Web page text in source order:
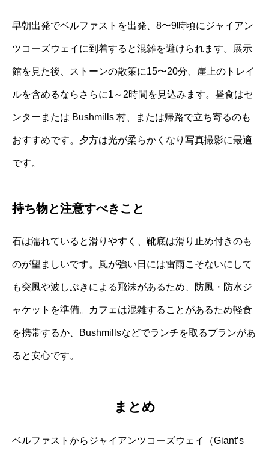
早朝出発でベルファストを出発、8〜9時頃にジャイアン
ツコーズウェイに到着すると混雑を避けられます。展示
館を見た後、ストーンの散策に15〜20分、崖上のトレイ
ルを含めるならさらに1～2時間を見込みます。昼食はセ
ンターまたは Bushmills 村、または帰路で立ち寄るのも
おすすめです。夕方は光が柔らかくなり写真撮影に最適
です。
持ち物と注意すべきこと
石は濡れていると滑りやすく、靴底は滑り止め付きのも
のが望ましいです。風が強い日には雷雨こそないにして
も突風や波しぶきによる飛沫があるため、防風・防水ジ
ャケットを準備。カフェは混雑することがあるため軽食
を携帯するか、Bushmillsなどでランチを取るプランがあ
ると安心です。
まとめ
ベルファストからジャイアンツコーズウェイ（Giant’s